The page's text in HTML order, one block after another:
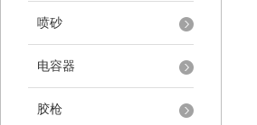
喷砂
电容器
胶枪